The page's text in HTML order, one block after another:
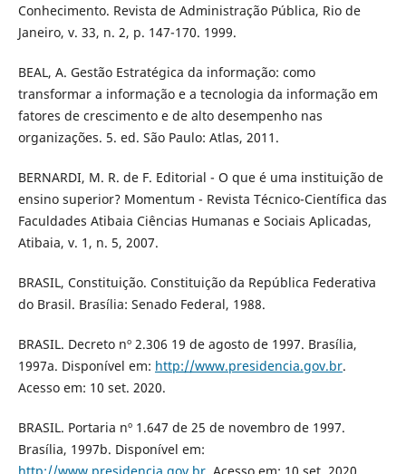
Conhecimento. Revista de Administração Pública, Rio de
Janeiro, v. 33, n. 2, p. 147-170. 1999.
BEAL, A. Gestão Estratégica da informação: como
transformar a informação e a tecnologia da informação em
fatores de crescimento e de alto desempenho nas
organizações. 5. ed. São Paulo: Atlas, 2011.
BERNARDI, M. R. de F. Editorial - O que é uma instituição de
ensino superior? Momentum - Revista Técnico-Científica das
Faculdades Atibaia Ciências Humanas e Sociais Aplicadas,
Atibaia, v. 1, n. 5, 2007.
BRASIL, Constituição. Constituição da República Federativa
do Brasil. Brasília: Senado Federal, 1988.
BRASIL. Decreto nº 2.306 19 de agosto de 1997. Brasília,
1997a. Disponível em: http://www.presidencia.gov.br.
Acesso em: 10 set. 2020.
BRASIL. Portaria nº 1.647 de 25 de novembro de 1997.
Brasília, 1997b. Disponível em: